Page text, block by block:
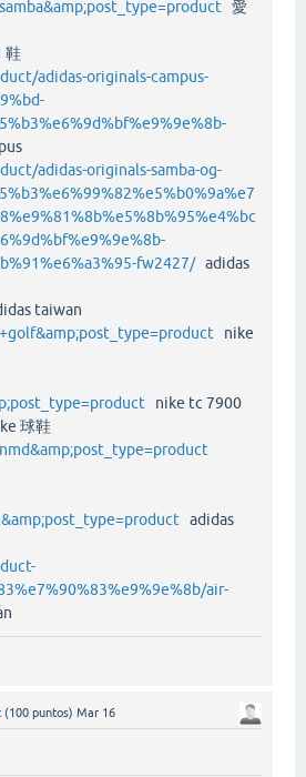
愛
adidas-originals-campus-
adidas-originals-samba-og-
fw2427/adidas
taiwan
nike
nike tc 7900
球鞋
adidas
air-
(100 puntos) Mar 16